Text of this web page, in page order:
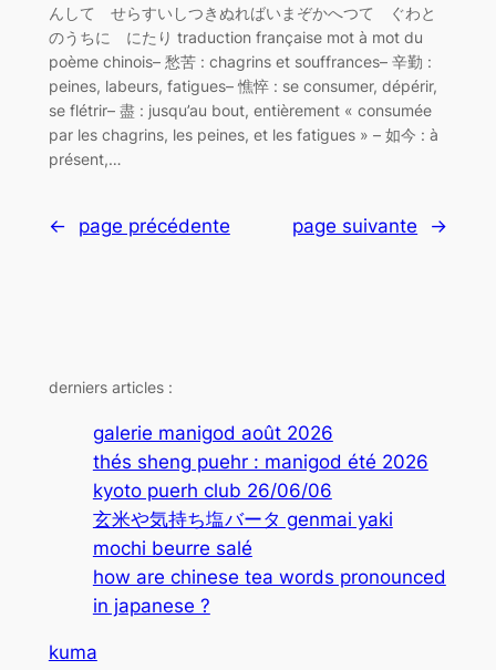
んして せらすいしつきぬればいまぞかへつて ぐわと
のうちに にたり traduction française mot à mot du
poème chinois– 愁苦 : chagrins et souffrances– 辛勤 :
peines, labeurs, fatigues– 憔悴 : se consumer, dépérir,
se flétrir– 盡 : jusqu’au bout, entièrement « consumée
par les chagrins, les peines, et les fatigues » – 如今 : à
présent,…
← page précédente page suivante →
derniers articles :
galerie manigod août 2026
thés sheng puehr : manigod été 2026
kyoto puerh club 26/06/06
玄米や気持ち塩バータ genmai yaki
mochi beurre salé
how are chinese tea words pronounced
in japanese ?
kuma